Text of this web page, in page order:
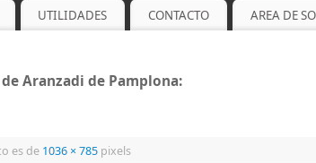
UTILIDADES CONTACTO AREA DE
Aranzadi de Pamplona:
es de 1036 × 785 pixels